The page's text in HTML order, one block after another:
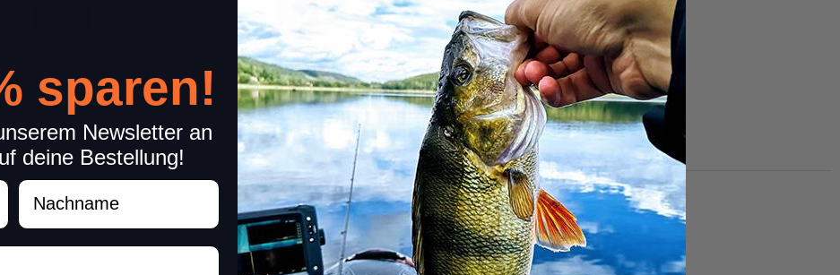
Pkg.
Frage zum Artikel
Pkg.
Frage zum Artikel
mit Einkerbungen im Schwanzbereich, um maximale Beweglichkeit und einen attraktiven
Linie als Softjerkbait an einem Weighted Widegap-Haken, aber auch am Jigkopf
Die Gummimischung ist gesalzen, um den Auftrieb des ElazTech Materials
sorgen für eine gute Hakquote bei der Verwendung von Widegap-Haken.
sparen!
Newsletter an
deine Bestellung!
Nachname